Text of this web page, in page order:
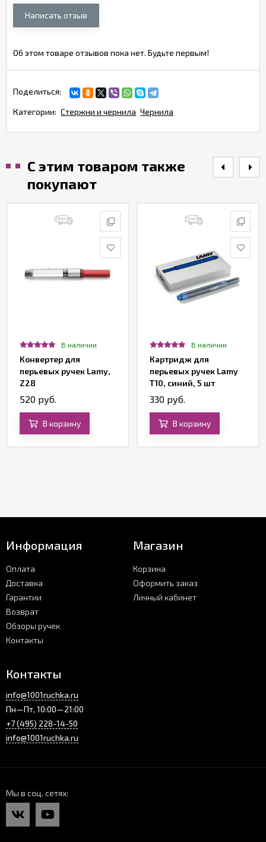
Написать отзыв
Об этом товаре отзывов пока нет. Будьте первым!
Поделиться:
Категории: Стержни и чернила Чернила
С этим товаром также
покупают
В наличии
Конвертер для
перьевых ручек Lamy,
Z28
520 руб.
В корзину
В наличии
Картридж для
перьевых ручек Lamy
T10, синий, 5 шт
330 руб.
В корзину
Информация
Оплата
Доставка
Гарантии
Возврат
Обзоры ручек
Контакты
Магазин
Корзина
Оформить заказ
Личный кабинет
Контакты
info@1001ruchka.ru
Пн—Пт, 10:00—21:00
+7 (495) 228-14-50
info@1001ruchka.ru
Мы в соц. сетях